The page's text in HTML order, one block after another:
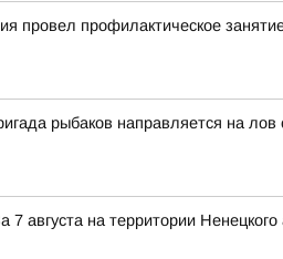
провел профилактическое
рыбаков направляется на лов
на территории Ненецкого